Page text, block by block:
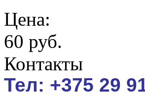
Цена:
60 руб.
Контакты
Тел: +375 29